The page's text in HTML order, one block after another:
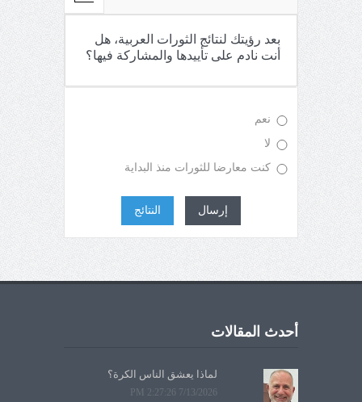
بعد رؤيتك لنتائج الثورات العربية، هل
أنت نادم على تأييدها والمشاركة فيها؟
نعم
لا
كنت معارضا للثورات منذ البداية
إرسال النتائج
أحدث المقالات
لماذا يعشق الناس الكرة؟
7/13/2026 2:27:26 PM